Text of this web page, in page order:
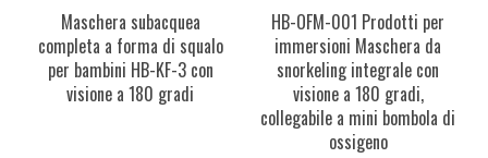
Maschera subacquea
completa a forma di squalo
per bambini HB-KF-3 con
visione a 180 gradi
HB-OFM-001 Prodotti per
immersioni Maschera da
snorkeling integrale con
visione a 180 gradi,
collegabile a mini bombola di
ossigeno